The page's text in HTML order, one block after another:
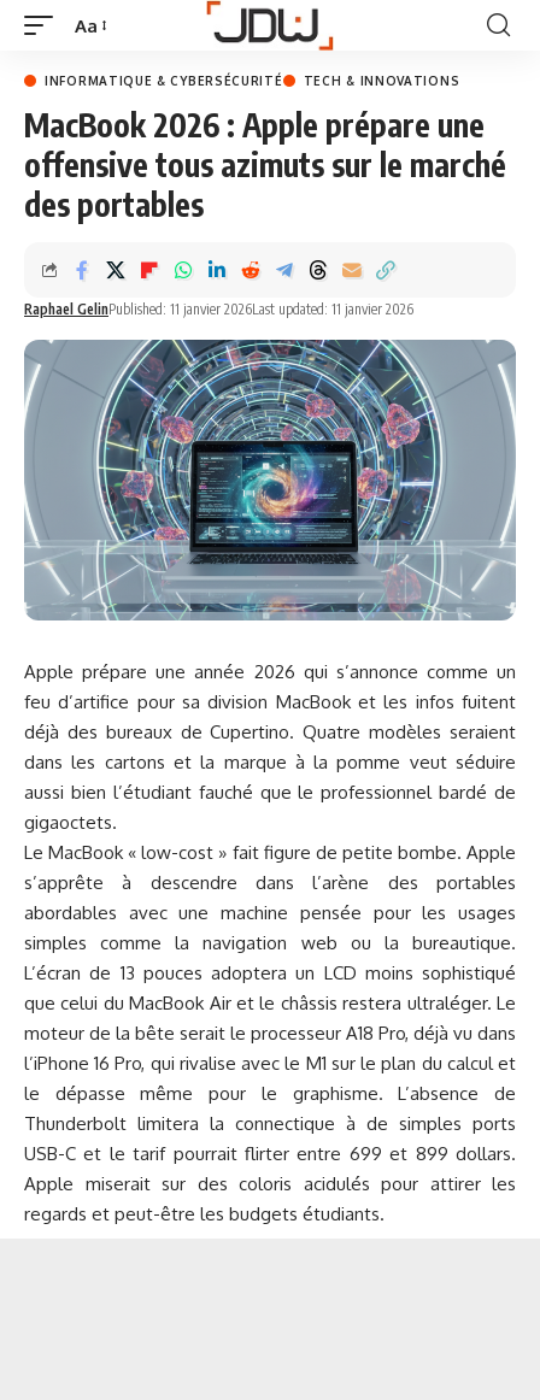
Aa
INFORMATIQUE & CYBERSÉCURITÉ TECH & INNOVATIONS
MacBook 2026 : Apple prépare une
offensive tous azimuts sur le marché
des portables
Raphael GelinPublished: 11 janvier 2026Last updated: 11 janvier 2026
Apple prépare une année 2026 qui s’annonce comme un
feu d’artifice pour sa division MacBook et les infos fuitent
déjà des bureaux de Cupertino. Quatre modèles seraient
dans les cartons et la marque à la pomme veut séduire
aussi bien l’étudiant fauché que le professionnel bardé de
gigaoctets.
Le MacBook « low-cost » fait figure de petite bombe. Apple
s’apprête à descendre dans l’arène des portables
abordables avec une machine pensée pour les usages
simples comme la navigation web ou la bureautique.
L’écran de 13 pouces adoptera un LCD moins sophistiqué
que celui du MacBook Air et le châssis restera ultraléger. Le
moteur de la bête serait le processeur A18 Pro, déjà vu dans
l’iPhone 16 Pro, qui rivalise avec le M1 sur le plan du calcul et
le dépasse même pour le graphisme. L’absence de
Thunderbolt limitera la connectique à de simples ports
USB-C et le tarif pourrait flirter entre 699 et 899 dollars.
Apple miserait sur des coloris acidulés pour attirer les
regards et peut-être les budgets étudiants.